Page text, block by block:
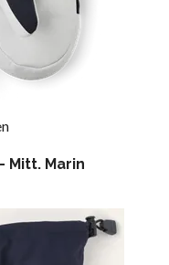
Mitt. Marin